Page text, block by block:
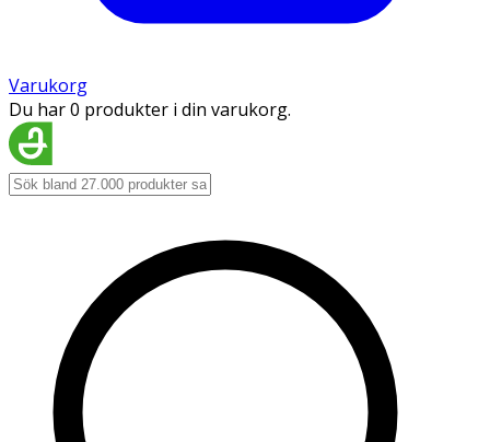
Varukorg
Du har 0 produkter i din varukorg.